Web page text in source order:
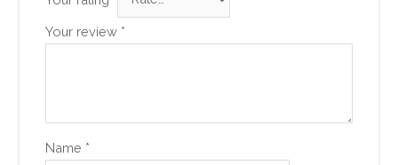
Your review *
Name *